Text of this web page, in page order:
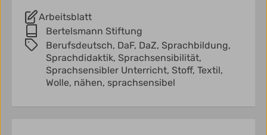
Arbeitsblatt
Bertelsmann Stiftung
Berufsdeutsch, DaF, DaZ, Sprachbildung,
Sprachdidaktik, Sprachsensibilität,
Sprachsensibler Unterricht, Stoff, Textil,
Wolle, nähen, sprachsensibel